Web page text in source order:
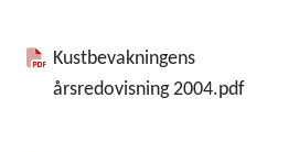
Kustbevakningens
årsredovisning 2004.pdf